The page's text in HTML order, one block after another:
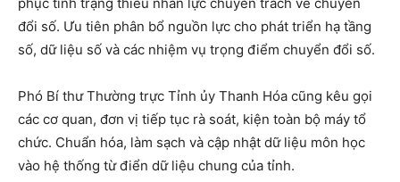
đổi số. Ưu tiên phân bổ nguồn lực cho phát triển hạ tầng
số, dữ liệu số và các nhiệm vụ trọng điểm chuyển đổi số.
Phó Bí thư Thường trực Tỉnh ủy Thanh Hóa cũng kêu gọi
các cơ quan, đơn vị tiếp tục rà soát, kiện toàn bộ máy tổ
chức. Chuẩn hóa, làm sạch và cập nhật dữ liệu môn học
vào hệ thống từ điển dữ liệu chung của tỉnh.